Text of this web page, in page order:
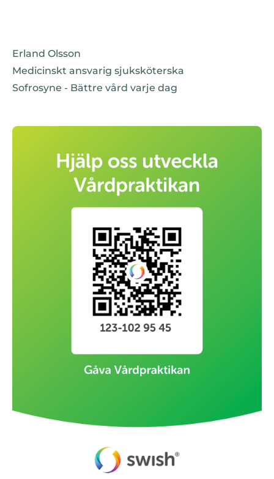
Erland Olsson
Medicinskt ansvarig sjuksköterska
Sofrosyne - Bättre vård varje dag